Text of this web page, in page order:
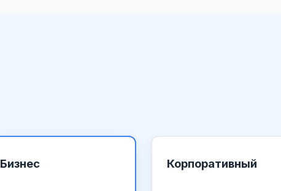
Бизнес Корпоративный